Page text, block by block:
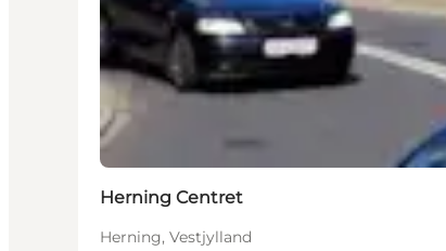
Herning Centret
Herning, Vestjylland